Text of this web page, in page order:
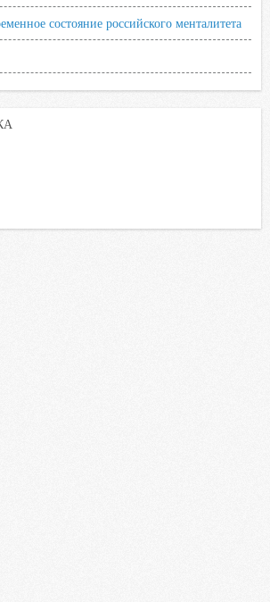
состояние российского менталитета